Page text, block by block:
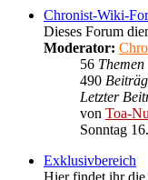
Chronist-Wiki-
Dieses Forum
Moderator:
56 Themen
490
Letzter
von Toa-
Sonntag
Exklusivbereich